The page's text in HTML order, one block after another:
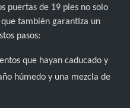
puertas de 19 pies no solo
también garantiza un
pasos:
que hayan caducado y
húmedo y una mezcla de